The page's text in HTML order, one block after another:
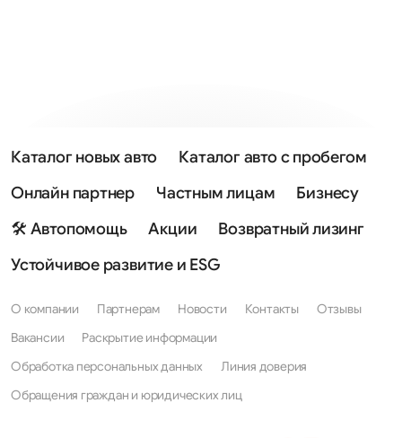
Каталог новых авто
Каталог авто с пробегом
Онлайн партнер
Частным лицам
Бизнесу
🛠 Автопомощь
Акции
Возвратный лизинг
Устойчивое развитие и ESG
О компании Партнерам Новости Контакты
Отзывы
Вакансии
Раскрытие информации
Обработка персональных данных
Линия доверия
Обращения граждан и юридических лиц